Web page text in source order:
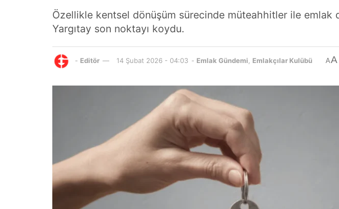
Özellikle kentsel dönüşüm sürecinde müteahhitler ile emlak
Yargıtay son noktayı koydu.
- Editör 14 Şubat 2026 - 04:03 - Emlak Gündemi Emlakçılar Kulübü AA